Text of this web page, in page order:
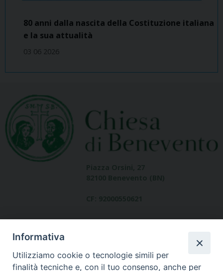
80 anni dalla nascita della Costituzione italiana
e la sua attualità
03 06 2026
Informativa
Utilizziamo cookie o tecnologie simili per
finalità tecniche e, con il tuo consenso, anche per